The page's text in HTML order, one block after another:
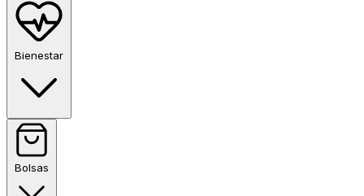
Bienestar
Bolsas